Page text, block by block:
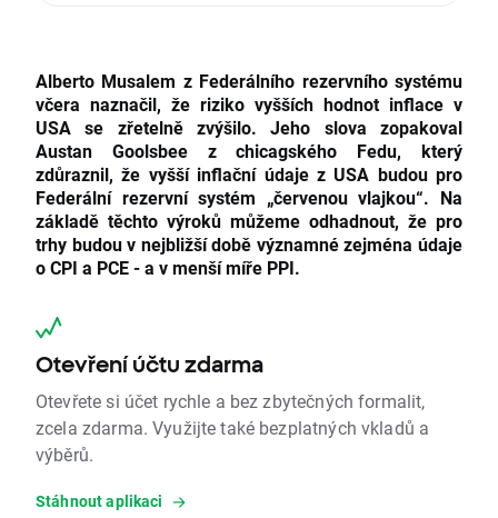
Alberto Musalem z Federálního rezervního systému
včera naznačil, že riziko vyšších hodnot inflace v
USA se zřetelně zvýšilo.
Jeho slova zopakoval
Austan Goolsbee z chicagského Fedu, který
zdůraznil, že vyšší inflační údaje z USA budou pro
Federální rezervní systém „červenou vlajkou“. Na
základě těchto výroků můžeme odhadnout, že pro
trhy budou v nejbližší době významné zejména údaje
o CPI a PCE - a v menší míře PPI.
Otevření účtu zdarma
Otevřete si účet rychle a bez zbytečných formalit,
zcela zdarma. Využijte také bezplatných vkladů a
výběrů.
Stáhnout aplikaci